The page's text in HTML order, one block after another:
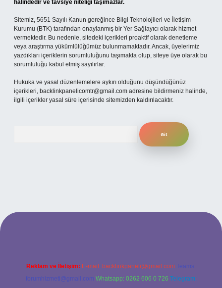
halindedir ve tavsiye niteliği taşımazlar.
Sitemiz, 5651 Sayılı Kanun gereğince Bilgi Teknolojileri ve İletişim
Kurumu (BTK) tarafından onaylanmış bir Yer Sağlayıcı olarak hizmet
vermektedir. Bu nedenle, sitedeki içerikleri proaktif olarak denetleme
veya araştırma yükümlülüğümüz bulunmamaktadır. Ancak, üyelerimiz
yazdıkları içeriklerin sorumluluğunu taşımakta olup, siteye üye olarak bu
sorumluluğu kabul etmiş sayılırlar.
Hukuka ve yasal düzenlemelere aykırı olduğunu düşündüğünüz
içerikleri, backlinkpanelicomtr@gmail.com adresine bildirmeniz halinde,
ilgili içerikler yasal süre içerisinde sitemizden kaldırılacaktır.
Reklam ve İletişim: E-mail: backlinkpaneli@gmail.com Teams:
forumhizmeti@gmail.com Whatsapp: 0262 606 0 726 Telegram: